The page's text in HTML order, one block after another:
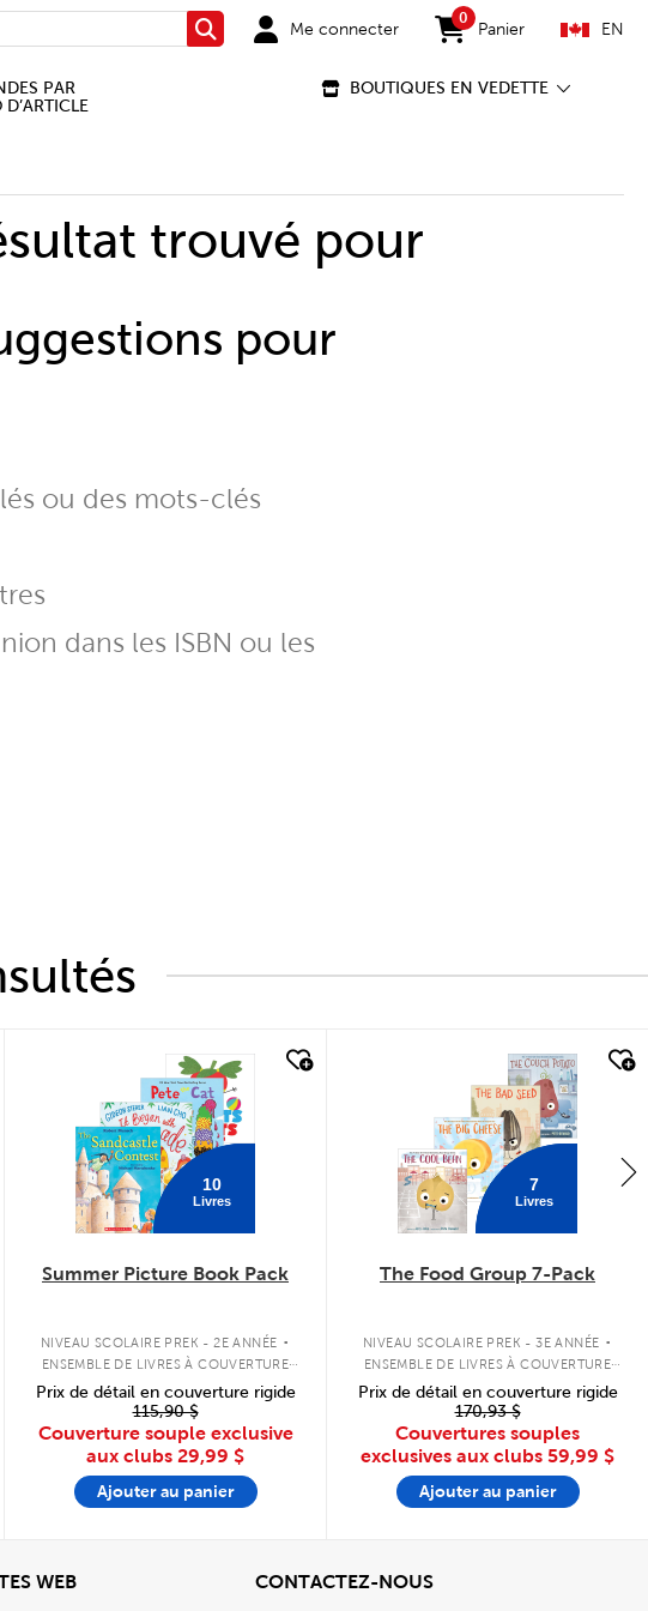
RechercherMe connecter
0
items in cart
Panier EN
PAR
BOUTIQUES EN VEDETTE
trouvé pour
pour
ou des mots-clés
dans les ISBN ou les
10
Livres
Summer Picture Book Pack
NIVEAU SCOLAIRE PREK - 2E ANNÉE .
ENSEMBLE DE LIVRES À COUVERTURE
Prix de détail en couverture rigide
115,90 $
Couverture souple exclusive
aux clubs 29,99 $
Ajouter au panier
7
Livres
The Food Group 7-Pack
NIVEAU SCOLAIRE PREK - 3E ANNÉE .
ENSEMBLE DE LIVRES À COUVERTURE
Prix de détail en couverture rigide
170,93 $
Couvertures souples
exclusives aux clubs 59,99 $
Ajouter au panier
WEBAfficher CONTACTEZ-NOUSView